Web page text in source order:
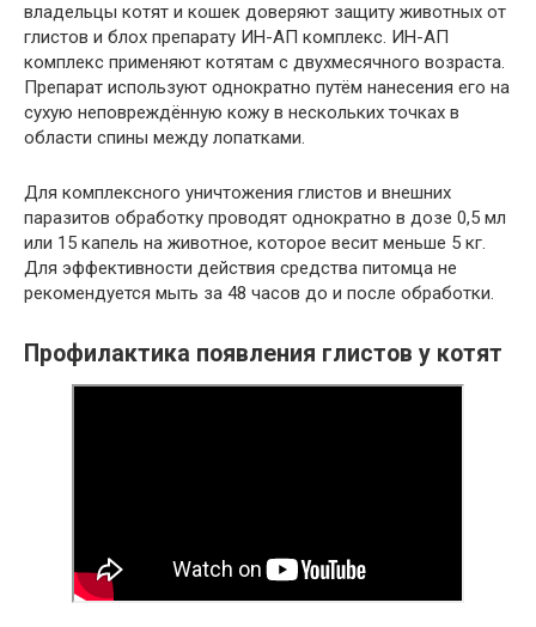
владельцы котят и кошек доверяют защиту животных от
глистов и блох препарату ИН-АП комплекс. ИН-АП
комплекс применяют котятам с двухмесячного возраста.
Препарат используют однократно путём нанесения его на
сухую неповреждённую кожу в нескольких точках в
области спины между лопатками.
Для комплексного уничтожения глистов и внешних
паразитов обработку проводят однократно в дозе 0,5 мл
или 15 капель на животное, которое весит меньше 5 кг.
Для эффективности действия средства питомца не
рекомендуется мыть за 48 часов до и после обработки.
Профилактика появления глистов у котят